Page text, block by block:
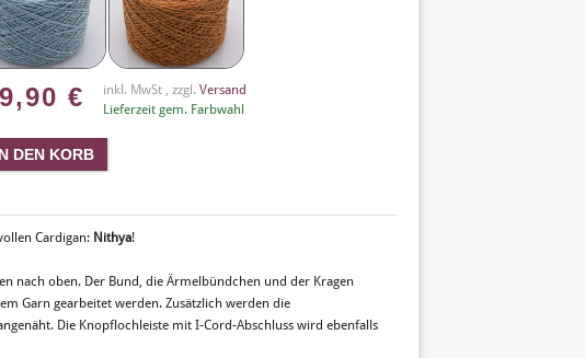
€ inkl. MwSt , zzgl. Versand
Lieferzeit gem. Farbwahl
Cardigan: Nithya!
nach oben. Der Bund, die Ärmelbündchen und der Kragen
Garn gearbeitet werden. Zusätzlich werden die
Die Knopflochleiste mit I-Cord-Abschluss wird ebenfalls